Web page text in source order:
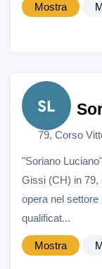
Mostra
79, Corso
"Soriano
Gissi (CH) in 79,
opera nel
qualificat...
Mostra